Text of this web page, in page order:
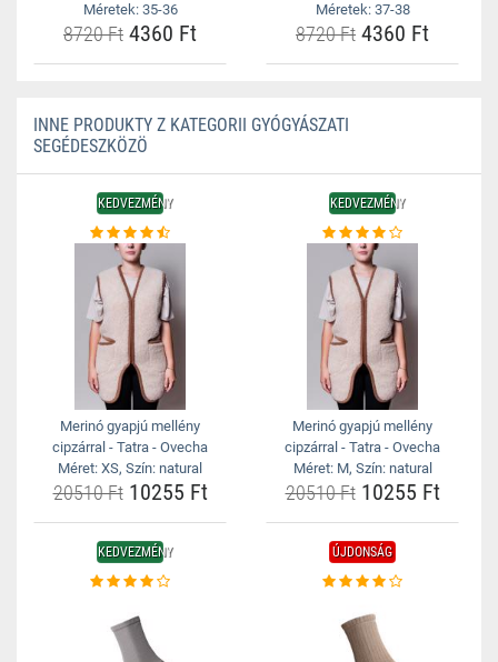
Méretek: 35-36
8720 Ft 4360 Ft
Méretek: 37-38
8720 Ft 4360 Ft
INNE PRODUKTY Z KATEGORII GYÓGYÁSZATI
SEGÉDESZKÖZÖ
KEDVEZMÉNY
Merinó gyapjú mellény
cipzárral - Tatra - Ovecha
Méret: XS, Szín: natural
20510 Ft10255 Ft
KEDVEZMÉNY
Merinó gyapjú mellény
cipzárral - Tatra - Ovecha
Méret: M, Szín: natural
20510 Ft10255 Ft
KEDVEZMÉNY ÚJDONSÁG